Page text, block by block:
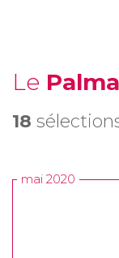
Le
18
mai 2020